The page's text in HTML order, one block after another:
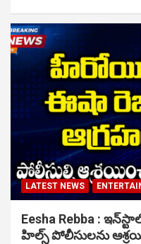
LATEST NEWS
Eesha Rebba :
హిల్స్ పోలీసులను